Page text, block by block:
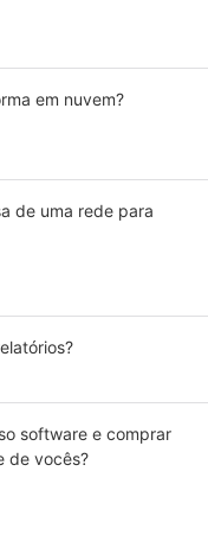
em nuvem?
de uma rede para
software e comprar
de vocês?